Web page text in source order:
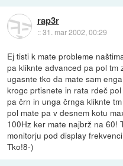
rap3r
::31. mar 2002, 00:29
Ej tisti k mate probleme
pa kliknte advanced pa pol tm
ugasnte tko da mate sam
krogc prtisnete in rata rdeč
pa črn in unga črnga kliknte
pol mate pa v desnem kotu
100Hz ker mate najbrž na 60!
monitorju pod display
Tko!8-)